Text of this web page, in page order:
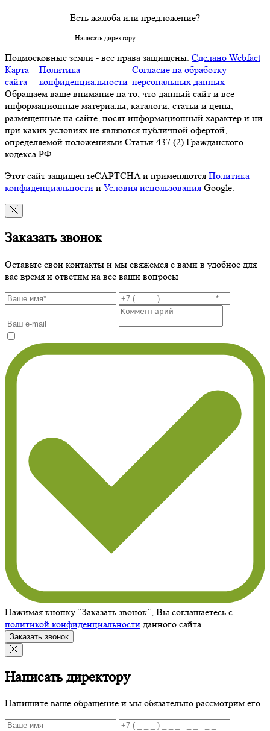
Есть жалоба или предложение?
Написать директору
Подмосковные земли - все права защищены. Сделано Webfact
Карта
сайта
Политика
конфиденциальности
Согласие на обработку
персональных данных
Обращаем ваше внимание на то, что данный сайт и все
информационные материалы, каталоги, статьи и цены,
размещенные на сайте, носят информационный характер и ни
при каких условиях не являются публичной офертой,
определяемой положениями Статьи 437 (2) Гражданского
кодекса РФ.
Этот сайт защищен reCAPTCHA и применяются Политика
конфиденциальности и Условия использования Google.
Заказать звонок
Оставьте свои контакты и мы свяжемся с вами в удобное для
вас время и ответим на все ваши вопросы
Нажимая кнопку “Заказать звонок”, Вы соглашаетесь с
политикой конфиденциальности данного сайта
Заказать звонок
Написать директору
Напишите ваше обращение и мы обязательно рассмотрим его